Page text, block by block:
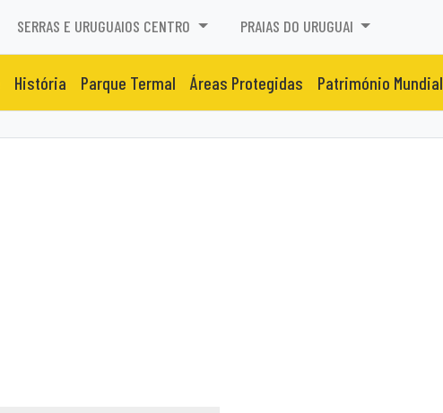
SERRAS E URUGUAIOS CENTRO PRAIAS DO URUGUAI
História Parque Termal Áreas Protegidas Património Mundial